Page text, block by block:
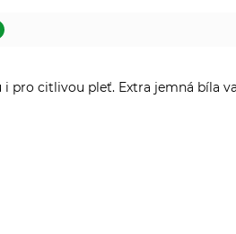
pro citlivou pleť. Extra jemná bíla